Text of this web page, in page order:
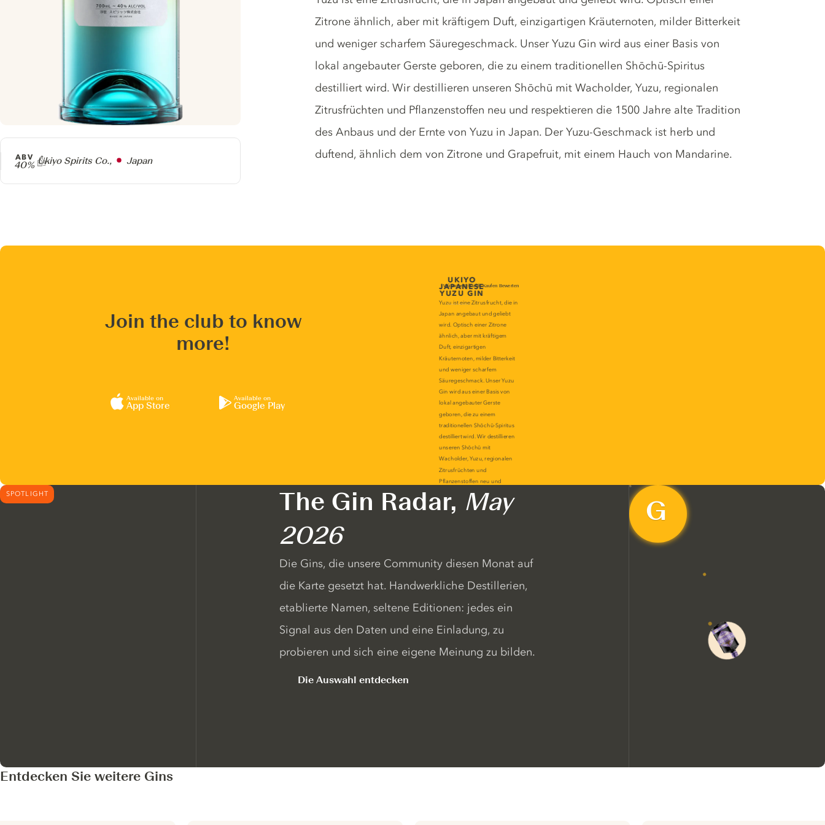
Producer
Ukiyo Spirits Co., Japan
ABV
40%
Zitrone ähnlich, aber mit kräftigem Duft, einzigartigen Kräuternoten, milder Bitterkeit
und weniger scharfem Säuregeschmack. Unser Yuzu Gin wird aus einer Basis von
lokal angebauter Gerste geboren, die zu einem traditionellen Shōchū-Spiritus
destilliert wird. Wir destillieren unseren Shōchū mit Wacholder, Yuzu, regionalen
Zitrusfrüchten und Pflanzenstoffen neu und respektieren die 1500 Jahre alte Tradition
des Anbaus und der Ernte von Yuzu in Japan. Der Yuzu-Geschmack ist herb und
duftend, ähnlich dem von Zitrone und Grapefruit, mit einem Hauch von Mandarine.
Join the club to know
more!
Available on
App Store
Available on
Google Play
SPOTLIGHT The Gin Radar, May
2026
Die Gins, die unsere Community diesen Monat auf
die Karte gesetzt hat. Handwerkliche Destillerien,
etablierte Namen, seltene Editionen: jedes ein
Signal aus den Daten und eine Einladung, zu
probieren und sich eine eigene Meinung zu bilden.
Die Auswahl entdecken
Entdecken Sie weitere Gins